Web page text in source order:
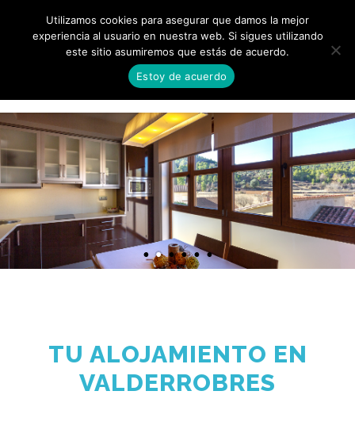
¡RESERVAR AHORA! [+34] 606 96 51 13
Luminosas y equipadas hasta el último detalle
COCINAS
TU ALOJAMIENTO EN
VALDERROBRES
Utilizamos cookies para asegurar que damos la mejor
experiencia al usuario en nuestra web. Si sigues utilizando
este sitio asumiremos que estás de acuerdo.
Estoy de acuerdo